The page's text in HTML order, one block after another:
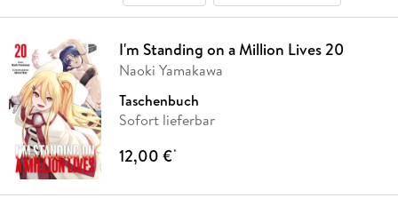
I'm Standing on a Million Lives 20
Naoki Yamakawa
Taschenbuch
Sofort lieferbar
12,00 €*